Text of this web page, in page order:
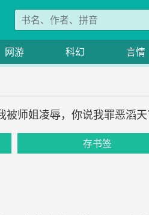
网游 科幻 言情
师姐凌辱，你说我罪恶滔
存书签